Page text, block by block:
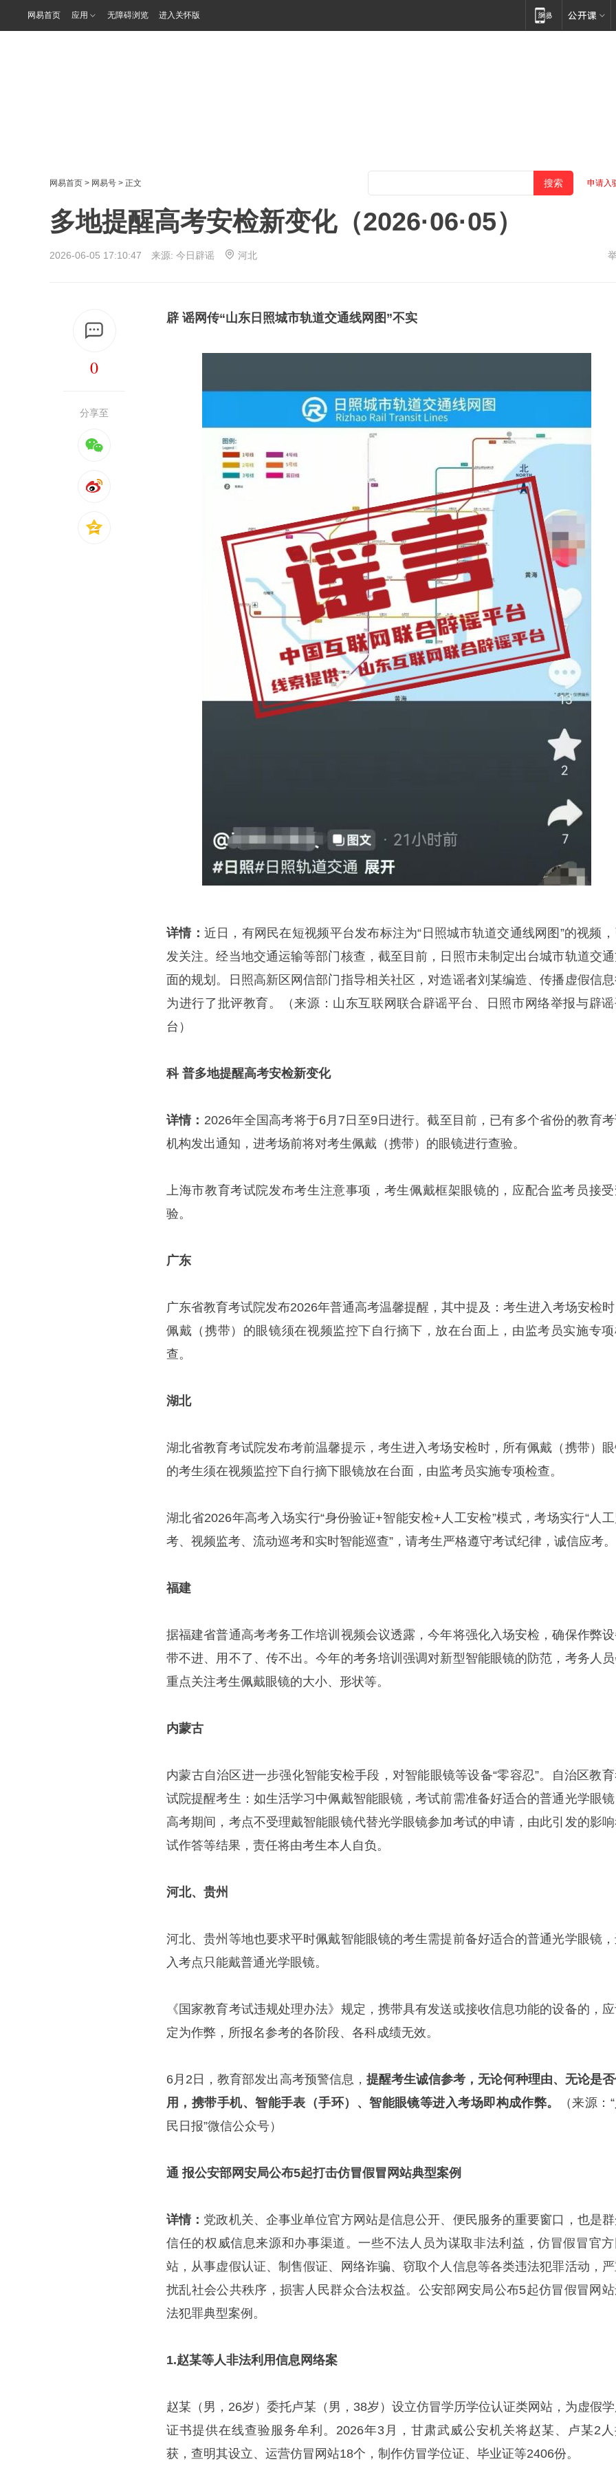
网易首页 应用 无障碍浏览 进入关怀版
网易首页 > 网易号 > 正文 申请入
多地提醒高考安检新变化（2026·06·05）
2026-06-05 17:10:47 来源: 今日辟谣 河北
0
分享至
辟 谣网传“山东日照城市轨道交通线网图”不实
详情： 近日，有网民在短视频平台发布标注为“日照城市轨道交通线网图”的视频，
发关注。经当地交通运输等部门核查，截至目前，日照市未制定出台城市轨道交
面的规划。日照高新区网信部门指导相关社区，对造谣者刘某编造、传播虚假信
为进行了批评教育。（来源：山东互联网联合辟谣平台、日照市网络举报与辟
台）
科 普多地提醒高考安检新变化
详情： 2026年全国高考将于6月7日至9日进行。截至目前，已有多个省份的教育
机构发出通知，进考场前将对考生佩戴（携带）的眼镜进行查验。
上海市教育考试院发布考生注意事项，考生佩戴框架眼镜的，应配合监考员接受
验。
广东
广东省教育考试院发布2026年普通高考温馨提醒，其中提及：考生进入考场安检时
佩戴（携带）的眼镜须在视频监控下自行摘下，放在台面上，由监考员实施专项
查。
湖北
湖北省教育考试院发布考前温馨提示，考生进入考场安检时，所有佩戴（携带）
的考生须在视频监控下自行摘下眼镜放在台面，由监考员实施专项检查。
湖北省2026年高考入场实行“身份验证+智能安检+人工安检”模式，考场实行“人
考、视频监考、流动巡考和实时智能巡查”，请考生严格遵守考试纪律，诚信应考。
福建
据福建省普通高考考务工作培训视频会议透露，今年将强化入场安检，确保作弊
带不进、用不了、传不出。今年的考务培训强调对新型智能眼镜的防范，考务人
重点关注考生佩戴眼镜的大小、形状等。
内蒙古
内蒙古自治区进一步强化智能安检手段，对智能眼镜等设备“零容忍”。自治区教
试院提醒考生：如生活学习中佩戴智能眼镜，考试前需准备好适合的普通光学眼镜
高考期间，考点不受理戴智能眼镜代替光学眼镜参加考试的申请，由此引发的影
试作答等结果，责任将由考生本人自负。
河北、贵州
河北、贵州等地也要求平时佩戴智能眼镜的考生需提前备好适合的普通光学眼镜
入考点只能戴普通光学眼镜。
《国家教育考试违规处理办法》规定，携带具有发送或接收信息功能的设备的，应
定为作弊，所报名参考的各阶段、各科成绩无效。
6月2日，教育部发出高考预警信息， 提醒考生诚信参考，无论何种理由、无论是
用，携带手机、智能手表（手环）、智能眼镜等进入考场即构成作弊。
（来源：
民日报”微信公众号）
通 报公安部网安局公布5起打击仿冒假冒网站典型案例
详情： 党政机关、企事业单位官方网站是信息公开、便民服务的重要窗口，也是
信任的权威信息来源和办事渠道。一些不法人员为谋取非法利益，仿冒假冒官方
站，从事虚假认证、制售假证、网络诈骗、窃取个人信息等各类违法犯罪活动，
扰乱社会公共秩序，损害人民群众合法权益。公安部网安局公布5起仿冒假冒网
法犯罪典型案例。
1.赵某等人非法利用信息网络案
赵某（男，26岁）委托卢某（男，38岁）设立仿冒学历学位认证类网站，为虚假
证书提供在线查验服务牟利。2026年3月，甘肃武威公安机关将赵某、卢某2人
获，查明其设立、运营仿冒网站18个，制作仿冒学位证、毕业证等2406份。